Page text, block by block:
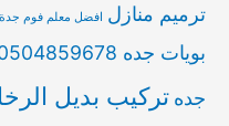
ترميم منازل افضل معلم فوم جدة
بويات جده 0504859678
جده تركيب بديل